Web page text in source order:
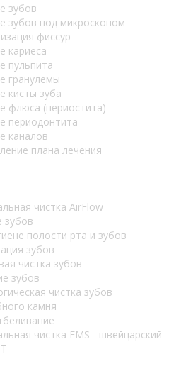
зубов
зубов под микроскопом
фиссур
кариеса
пульпита
гранулемы
кисты зуба
флюса (периостита)
периодонтита
каналов
плана лечения
чистка AirFlow
зубов
полости рта и зубов
зубов
чистка зубов
зубов
чистка зубов
камня
чистка EMS - швейцарский